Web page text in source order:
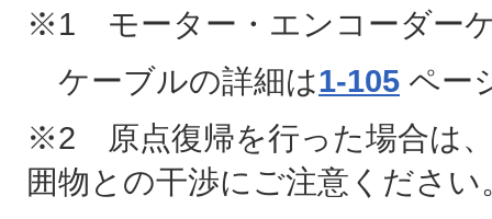
※1 モーター・エンコーダー
ケーブルの詳細は1-105 ペー
※2 原点復帰を行った場合は
囲物との干渉にご注意ください